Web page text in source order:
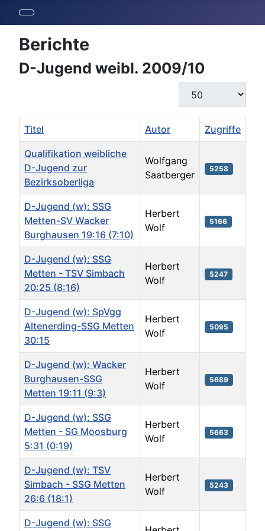
Berichte
D-Jugend weibl. 2009/10
Anzeige #
Titel Autor Zugriffe
Qualifikation weibliche
D-Jugend zur
Bezirksoberliga
Wolfgang
Saatberger
5258
D-Jugend (w): SSG
Metten-SV Wacker
Burghausen 19:16 (7:10)
Herbert
Wolf
5166
D-Jugend (w): SSG
Metten - TSV Simbach
20:25 (8:16)
Herbert
Wolf
5247
D-Jugend (w): SpVgg
Altenerding-SSG Metten
30:15
Herbert
Wolf
5095
D-Jugend (w): Wacker
Burghausen-SSG
Metten 19:11 (9:3)
Herbert
Wolf
5689
D-Jugend (w): SSG
Metten - SG Moosburg
5:31 (0:19)
Herbert
Wolf
5663
D-Jugend (w): TSV
Simbach - SSG Metten
26:6 (18:1)
Herbert
Wolf
5243
D-Jugend (w): SSG